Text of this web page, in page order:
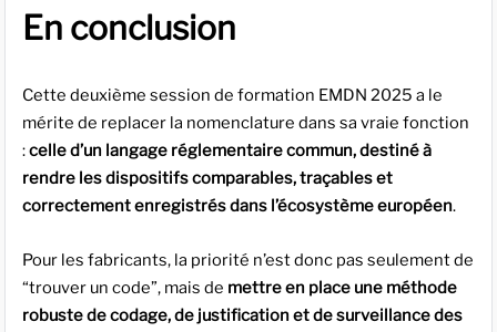
En conclusion
Cette deuxième session de formation EMDN 2025 a le
mérite de replacer la nomenclature dans sa vraie fonction
:celle d’un langage réglementaire commun, destiné à
rendre les dispositifs comparables, traçables et
correctement enregistrés dans l’écosystème européen.
Pour les fabricants, la priorité n’est donc pas seulement de
“trouver un code”, mais de mettre en place une méthode
robuste de codage, de justification et de surveillance des